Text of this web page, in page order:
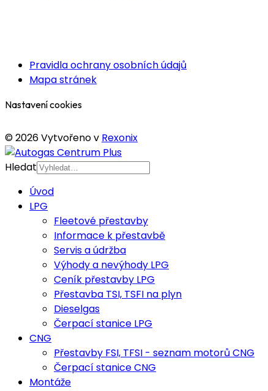
Pravidla ochrany osobních údajů
Mapa stránek
Nastavení cookies
© 2026 Vytvořeno v Rexonix
Hledat
Úvod
LPG
Fleetové přestavby
Informace k přestavbě
Servis a údržba
Výhody a nevýhody LPG
Ceník přestavby LPG
Přestavba TSI, TSFI na plyn
Dieselgas
Čerpací stanice LPG
CNG
Přestavby FSI, TFSI - seznam motorů CNG
Čerpací stanice CNG
Montáže